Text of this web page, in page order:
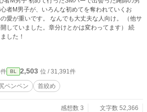
者M男子が、いろんな初めてを奪われていくお
す。 なんでも大丈夫な人向け。 （他サ
していました。章分けとかは変わってます） 続
した！
BL 2,503 位 / 31,391件
ペンペン 首絞め
感想数 3
文字数 52,366